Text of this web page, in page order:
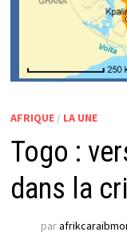
AFRIQUE/ LA UNE
Togo :
dans la
par